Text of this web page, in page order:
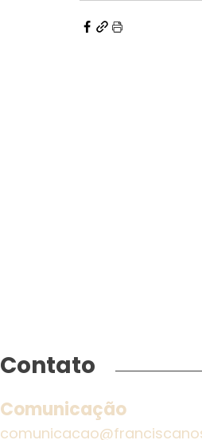
Contato
Comunicação